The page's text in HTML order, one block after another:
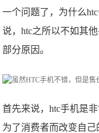
一个问题了，为什么
说，htc之所以不如其
部分原因。
首先来说，htc手机是
为了消费者而改变自